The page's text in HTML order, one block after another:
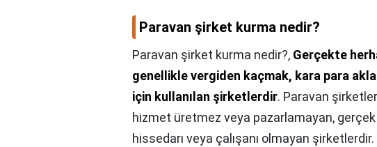
Paravan şirket kurma nedir?
Paravan şirket kurma nedir?, Gerçekte
genellikle vergiden kaçmak, kara para
için kullanılan şirketlerdir. Paravan
hizmet üretmez veya pazarlamayan,
hissedarı veya çalışanı olmayan şirketlerdir.